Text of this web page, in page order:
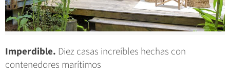
Imperdible. Diez casas increíbles hechas con
contenedores marítimos